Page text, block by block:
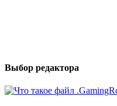
Выбор редактора